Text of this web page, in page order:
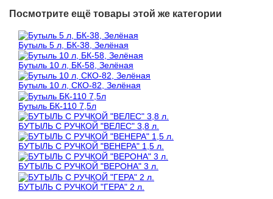
Посмотрите ещё товары этой же категории
Бутыль 5 л, БК-38, Зелёная
Бутыль 10 л, БК-58, Зелёная
Бутыль 10 л, СКО-82, Зелёная
Бутыль БК-110 7,5л
БУТЫЛЬ С РУЧКОЙ "ВЕЛЕС" 3,8 л.
БУТЫЛЬ С РУЧКОЙ "ВЕНЕРА" 1,5 л.
БУТЫЛЬ С РУЧКОЙ "ВЕРОНА" 3 л.
БУТЫЛЬ С РУЧКОЙ "ГЕРА" 2 л.